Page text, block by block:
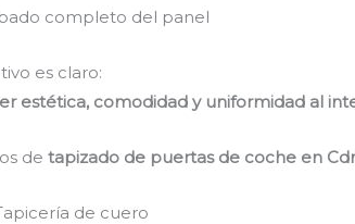
completo del panel
es claro:
estética, comodidad y uniformidad al
de tapizado de puertas de coche en
de cuero